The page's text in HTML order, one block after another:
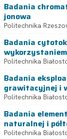
Badania
jonowa
Politechnika
Badania
Politechnika
Badania
grawitacyjnej i
Politechnika
Badania
naturalnej i
Politechnika